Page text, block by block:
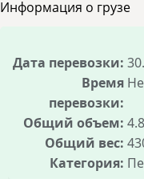
как все условия
Информация о грузе
Дата перевозки:
Время
перевозки:
Общий объем:
Общий вес:
Категория: